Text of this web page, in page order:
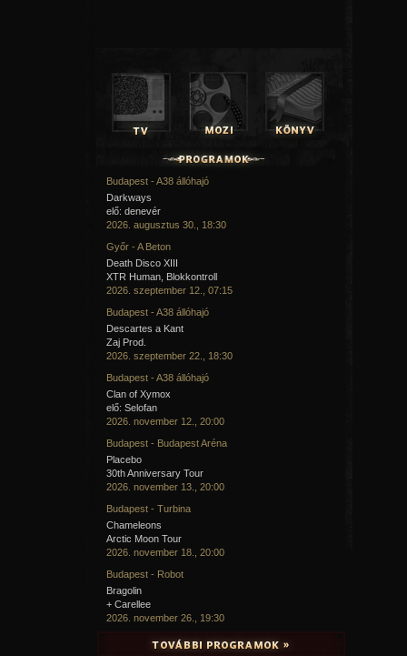
Budapest - A38 állóhajó
Darkways
elő: denevér
2026. augusztus 30., 18:30
Győr - A Beton
Death Disco XIII
XTR Human, Blokkontroll
2026. szeptember 12., 07:15
Budapest - A38 állóhajó
Descartes a Kant
Zaj Prod.
2026. szeptember 22., 18:30
Budapest - A38 állóhajó
Clan of Xymox
elő: Selofan
2026. november 12., 20:00
Budapest - Budapest Aréna
Placebo
30th Anniversary Tour
2026. november 13., 20:00
Budapest - Turbina
Chameleons
Arctic Moon Tour
2026. november 18., 20:00
Budapest - Robot
Bragolin
+ Carellee
2026. november 26., 19:30